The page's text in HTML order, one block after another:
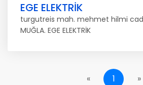
EGE ELEKTRİK
turgutreis mah. mehmet hilmi
MUĞLA. EGE ELEKTRİK
« 1 »